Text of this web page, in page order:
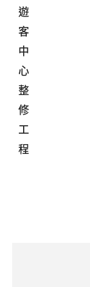
遊
客
中
心
整
修
工
程